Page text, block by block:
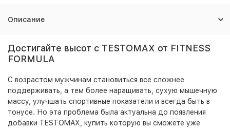
Описание
Достигайте высот с TESTOMAX от FITNESS
FORMULA
С возрастом мужчинам становиться все сложнее
поддерживать, а тем более наращивать, сухую мышечную
массу, улучшать спортивные показатели и всегда быть в
тонусе. Но эта проблема была актуальна до появления
добавки TESTOMAX, купить которую вы сможете уже